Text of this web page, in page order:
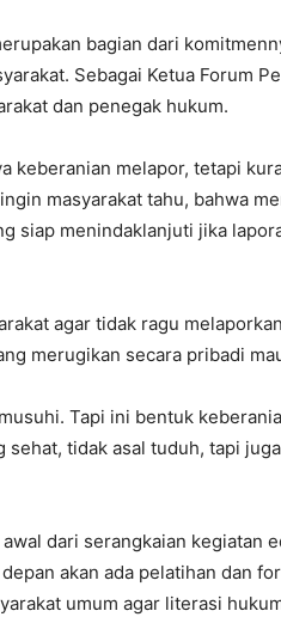
bagian dari
Sebagai Ketua Forum
dan penegak hukum.
keberanian melapor, tetapi
masyarakat tahu, bahwa
siap menindaklanjuti jika
agar tidak ragu
merugikan secara pribadi
Tapi ini bentuk
sehat, tidak asal tuduh, tapi
dari serangkaian kegiatan
akan ada pelatihan dan
umum agar literasi